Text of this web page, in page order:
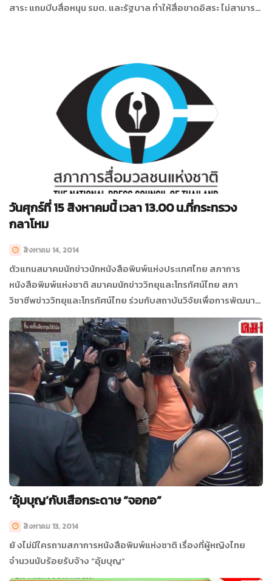
สาระ แถมบีบสื่อหนุน รมต. และรัฐบาล ทำให้สื่อขาดอิสระ ไม่สามารถ
วันศุกร์ที่ 15 สิงหาคมนี้ เวลา 13.00 น.ที่กระทรวง
กลาโหม
สิงหาคม 14, 2014
ตัวแทนสมาคมนักข่าวนักหนังสือพิมพ์แห่งประเทศไทย สภาการ
หนังสือพิมพ์แห่งชาติ สมาคมนักข่าววิทยุและโทรทัศน์ไทย สภา
วิชาชีพข่าววิทยุและโทรทัศน์ไทย ร่วมกับสถาบันวิจัยเพื่อการพัฒนา
ประเทศไทย (ทีดีอาร์ไอ) และองค์กรต่อต้าน
คอร์รัปชัน(ประเทศไทย)เข้ายื่นจดหมายเปิดผนึก
‘อุ้มบุญ’กับเสือกระดาษ “จอกอ”
สิงหาคม 13, 2014
ยั งไม่มีใครถามสภาการหนังสือพิมพ์แห่งชาติ เรื่องที่ผู้หญิงไทย
จำนวนนับร้อยรับจ้าง “อุ้มบุญ”